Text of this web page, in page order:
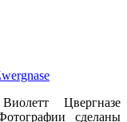
Цвергназе
сделаны